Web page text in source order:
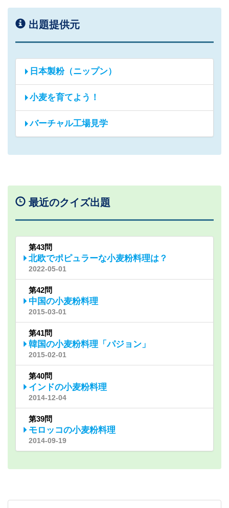
出題提供元
日本製粉（ニップン）
小麦を育てよう！
バーチャル工場見学
最近のクイズ出題
第43問
北欧でポピュラーな小麦粉料理は？
2022-05-01
第42問
中国の小麦粉料理
2015-03-01
第41問
韓国の小麦粉料理「パジョン」
2015-02-01
第40問
インドの小麦粉料理
2014-12-04
第39問
モロッコの小麦粉料理
2014-09-19